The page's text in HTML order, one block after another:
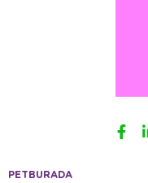
PETBURADA